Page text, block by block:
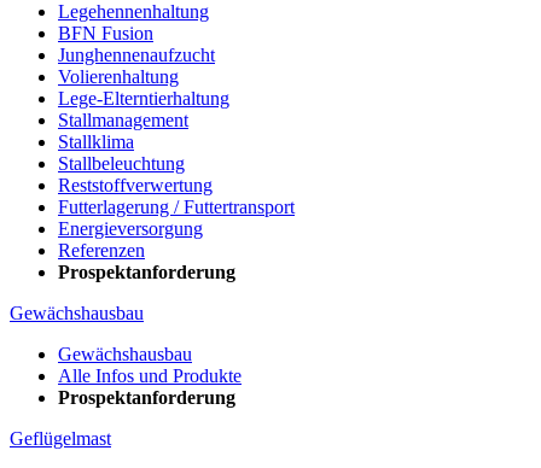
Legehennenhaltung
BFN Fusion
Junghennenaufzucht
Volierenhaltung
Lege-Elterntierhaltung
Stallmanagement
Stallklima
Stallbeleuchtung
Reststoffverwertung
Futterlagerung / Futtertransport
Energieversorgung
Referenzen
Prospektanforderung
Gewächshausbau
Gewächshausbau
Alle Infos und Produkte
Prospektanforderung
Geflügelmast